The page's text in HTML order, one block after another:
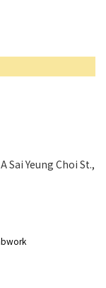
Sai Yeung Choi St.,